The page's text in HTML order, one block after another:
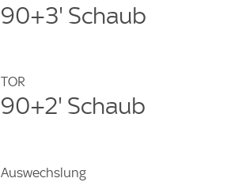
90+3' Schaub
TOR
90+2' Schaub
Auswechslung